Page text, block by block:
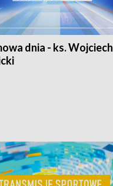
dnia - ks. Wojciech